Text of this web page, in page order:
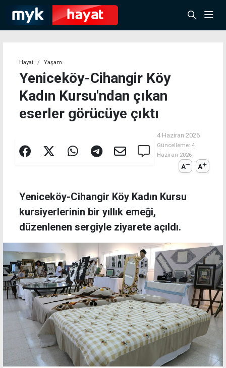
Hayat Yaşam
Yeniceköy-Cihangir Köy
Kadın Kursu'ndan çıkan
eserler görücüye çıktı
4 Haziran 2026
Güncelleme:4
Haziran 2026
A A
Yeniceköy-Cihangir Köy Kadın Kursu
kursiyerlerinin bir yıllık emeği,
düzenlenen sergiyle ziyarete açıldı.